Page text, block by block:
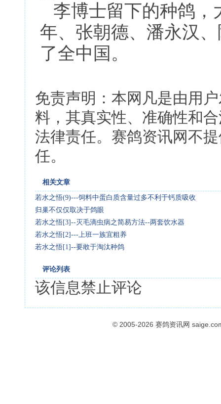
李博士留下的种鸽，
年、张朝德、潘永汉
了全中国。
免责声明：本网凡是由用
料，其真实性、准确性和
法律责任。赛鸽资讯网不
任。
相关文章
若水之悟(9)---饲料中蛋白质含量过多不利于钙质吸收
归巢不仅仅取决于鸽眼
若水之悟[3]--灭毛滴虫病之简易方法--两套饮水器
若水之悟[2]---上班一族宜粗养
若水之悟[1]--要敢于淘汰种鸽
评论列表
该信息禁止评论
© 2005-2026 赛鸽资讯网